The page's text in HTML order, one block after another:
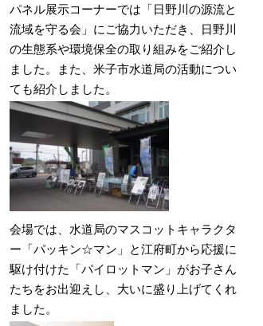
パネル展示コーナーでは「日野川の源流と
流域を守る会」にご協力いただき、日野川
の生態系や環境保全の取り組みをご紹介し
ました。また、米子市水道局の活動につい
ても紹介しました。
会場では、水道局のマスコットキャラクタ
ー「パッキン☆マン」と江府町から応援に
駆け付けた「パイロットマン」がお子さん
たちをお出迎えし、大いに盛り上げてくれ
ました。